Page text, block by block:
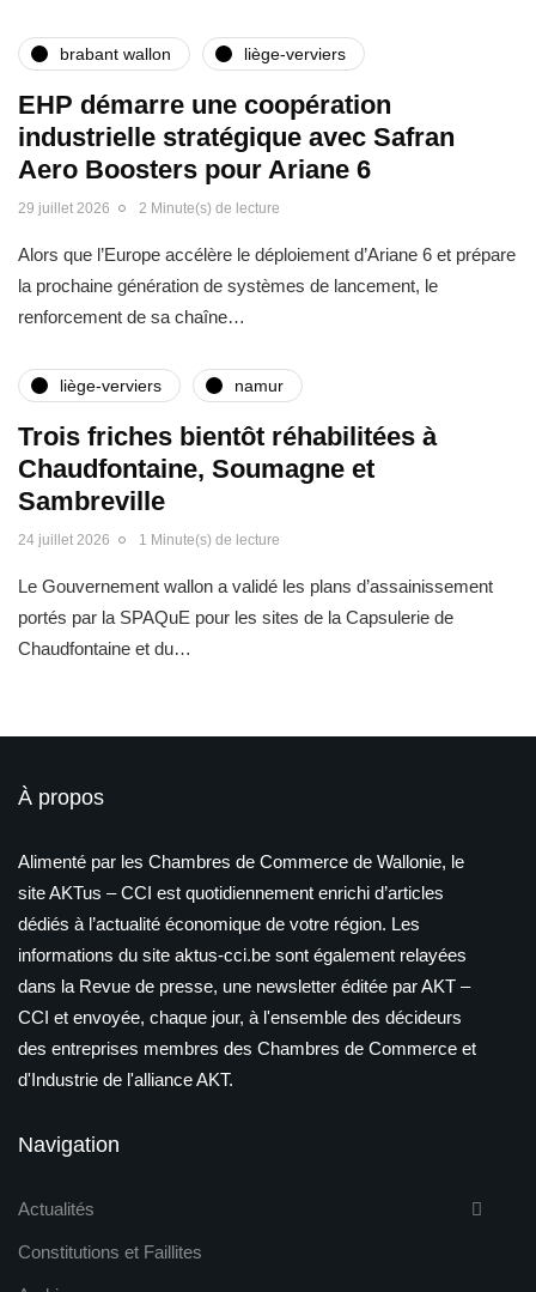
brabant wallon liège-verviers
EHP démarre une coopération
industrielle stratégique avec Safran
Aero Boosters pour Ariane 6
29 juillet 2026 2 Minute(s) de lecture
Alors que l’Europe accélère le déploiement d’Ariane 6 et prépare
la prochaine génération de systèmes de lancement, le
renforcement de sa chaîne…
liège-verviers namur
Trois friches bientôt réhabilitées à
Chaudfontaine, Soumagne et
Sambreville
24 juillet 2026 1 Minute(s) de lecture
Le Gouvernement wallon a validé les plans d’assainissement
portés par la SPAQuE pour les sites de la Capsulerie de
Chaudfontaine et du…
À propos
Alimenté par les Chambres de Commerce de Wallonie, le
site AKTus – CCI est quotidiennement enrichi d’articles
dédiés à l’actualité économique de votre région. Les
informations du site aktus-cci.be sont également relayées
dans la Revue de presse, une newsletter éditée par AKT –
CCI et envoyée, chaque jour, à l'ensemble des décideurs
des entreprises membres des Chambres de Commerce et
d'Industrie de l'alliance AKT.
Navigation
Actualités
Constitutions et Faillites